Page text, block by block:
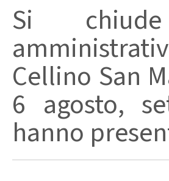
Si chiude
Cellino San
6 agosto,
hanno